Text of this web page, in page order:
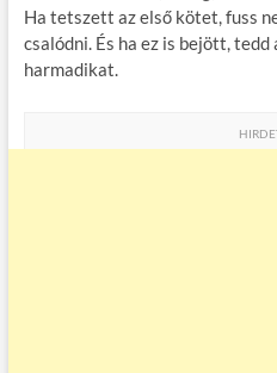
Ha tetszett az első kötet, fuss
csalódni. És ha ez is bejött, tedd
harmadikat.